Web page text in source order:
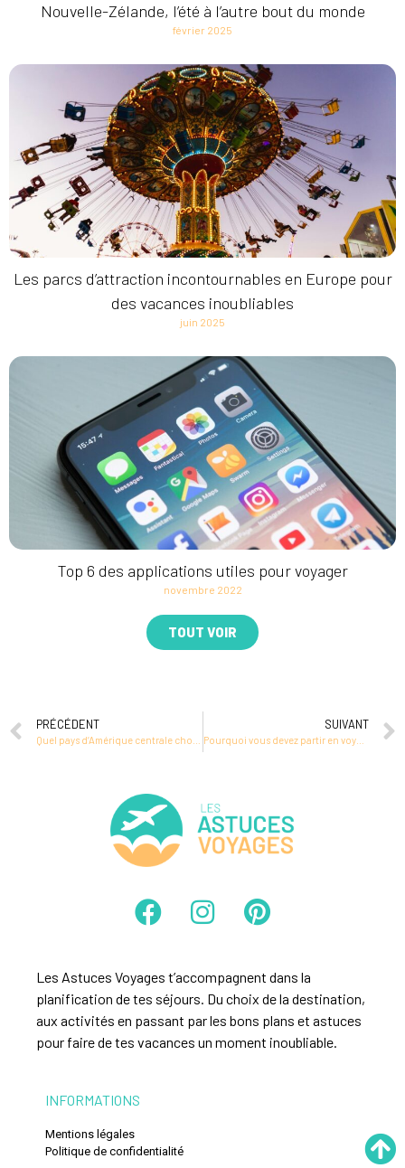
Nouvelle-Zélande, l’été à l’autre bout du monde
février 2025
Les parcs d’attraction incontournables en Europe pour
des vacances inoubliables
juin 2025
Top 6 des applications utiles pour voyager
novembre 2022
TOUT VOIR
PRÉCÉDENT SUIVANT
Pourquoi vous devez partir en voyage au Vietnam
Les Astuces Voyages t’accompagnent dans la
planification de tes séjours. Du choix de la destination,
aux activités en passant par les bons plans et astuces
pour faire de tes vacances un moment inoubliable.
INFORMATIONS
Mentions légales
Politique de confidentialité